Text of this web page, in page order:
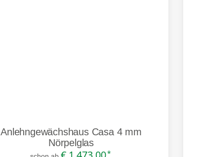
Anlehngewächshaus Casa 4 mm
Nörpelglas
*